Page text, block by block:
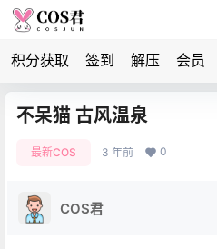
积分获取 签到 解压 会员
不呆猫 古风温泉
最新COS 3 年前 0
COS君